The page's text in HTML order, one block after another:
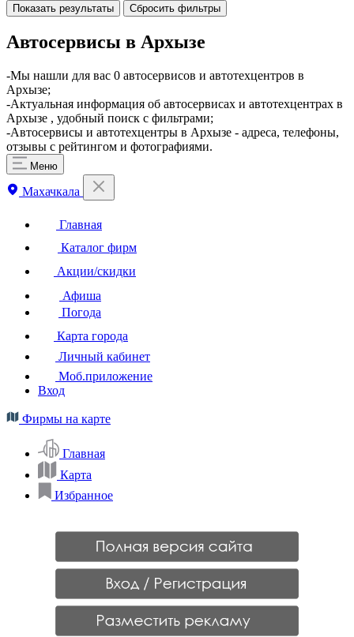
Показать результаты Сбросить фильтры
Автосервисы в Архызе
-Мы нашли для вас 0 автосервисов и автотехцентров в
Архызе;
-Актуальная информация об автосервисах и автотехцентрах в
Архызе , удобный поиск с фильтрами;
-Автосервисы и автотехцентры в Архызе - адреса, телефоны,
отзывы с рейтингом и фотографиями.
Меню
Махачкала
Главная
Каталог фирм
Акции/скидки
Афиша
Погода
Карта города
Личный кабинет
Моб.приложение
Вход
Фирмы на карте
Главная
Карта
Избранное